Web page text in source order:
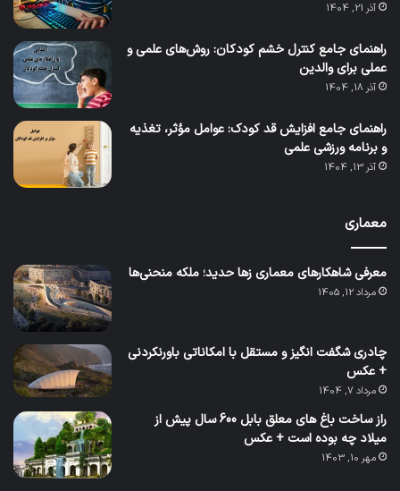
آذر 21, 1404
راهنمای جامع کنترل خشم کودکان: روش‌های علمی و
عملی برای والدین
آذر 18, 1404
راهنمای جامع افزایش قد کودک: عوامل مؤثر، تغذیه
و برنامه ورزشی علمی
آذر 13, 1404
معماری
معرفی شاهکارهای معماری زها حدید؛ ملکه منحنی‌ها
مرداد 12, 1405
چادری شگفت انگیز و مستقل با امکاناتی باورنکردنی
+ عکس
مرداد 7, 1404
راز ساخت باغ های معلق بابل 600 سال پیش از
میلاد چه بوده است + عکس
مهر 10, 1403